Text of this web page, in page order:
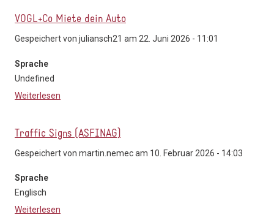
VOGL+Co Miete dein Auto
Gespeichert von juliansch21 am 22. Juni 2026 - 11:01
Sprache
Undefined
Weiterlesen
Traffic Signs (ASFINAG)
Gespeichert von martin.nemecam 10. Februar 2026 - 14:03
Sprache
Englisch
Weiterlesen